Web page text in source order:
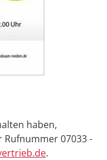
haben,
Rufnummer 07033 -
.